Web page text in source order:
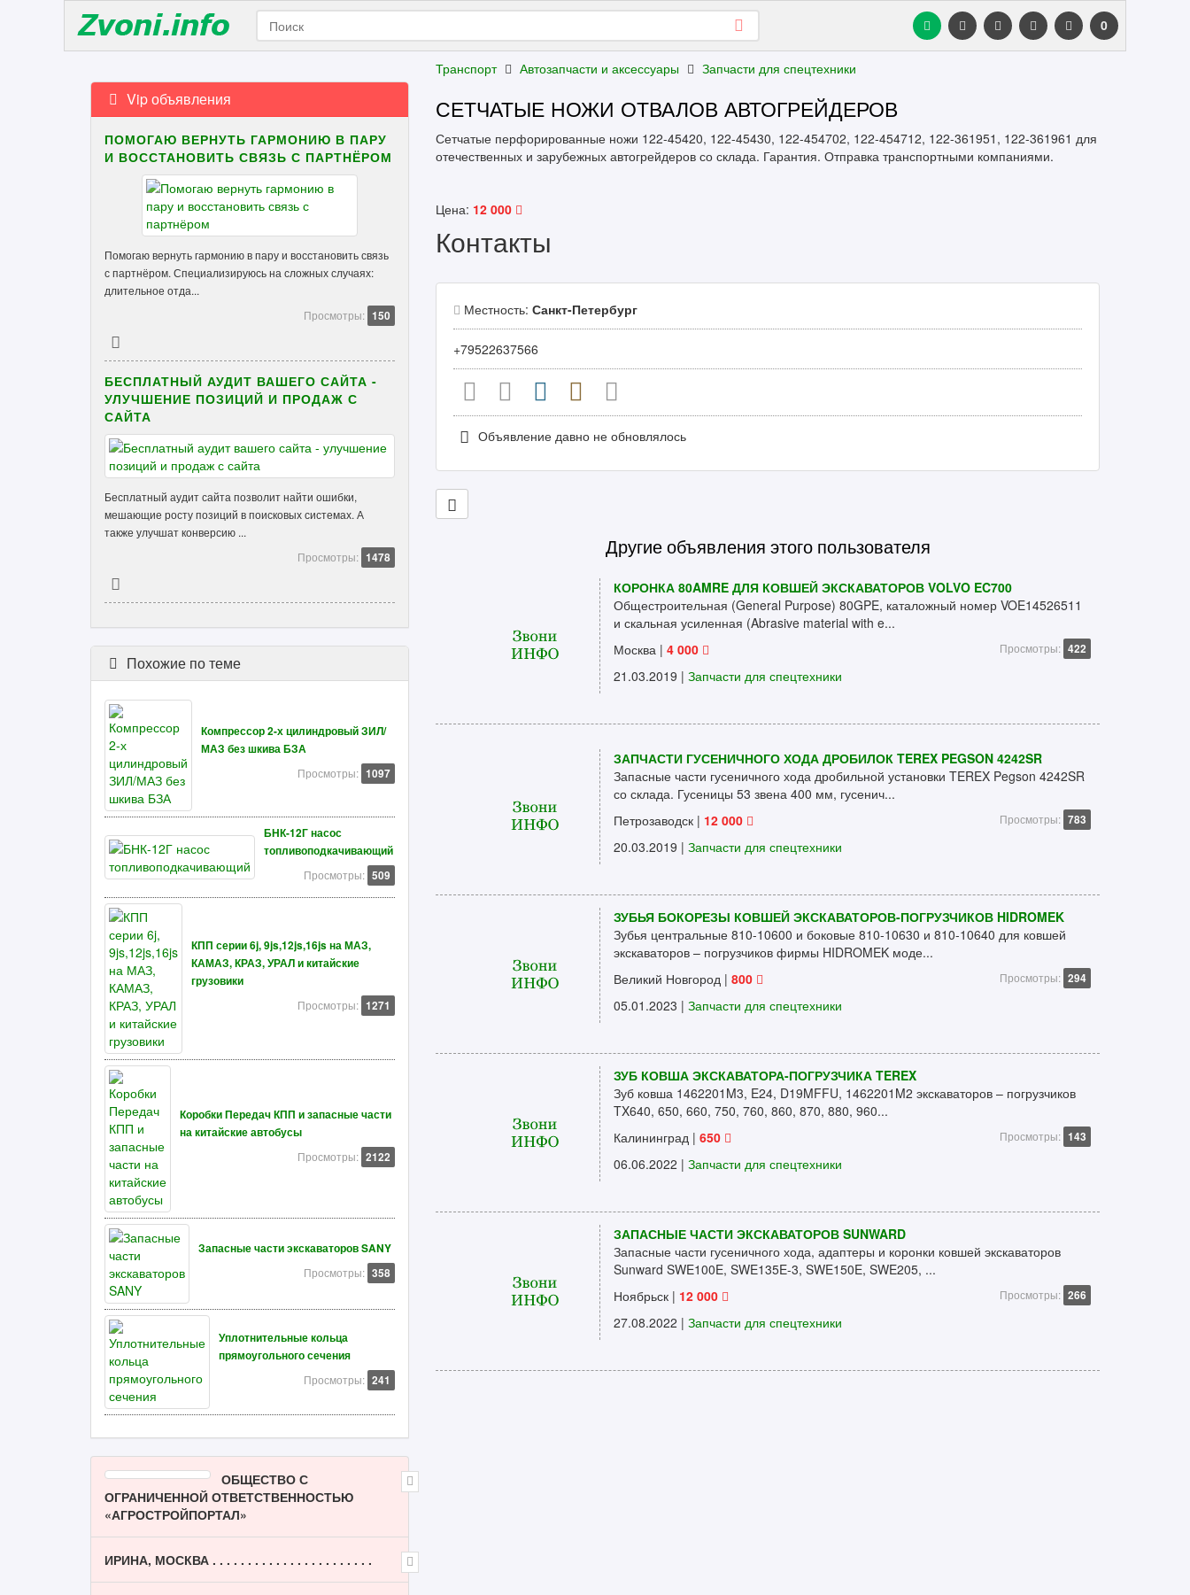
0
Транспорт Автозапчасти и аксессуары Запчасти для спецтехники
СЕТЧАТЫЕ НОЖИ ОТВАЛОВ АВТОГРЕЙДЕРОВ
Сетчатые перфорированные ножи 122-45420, 122-45430, 122-454702, 122-454712, 122-361951, 122-361961 для
отечественных и зарубежных автогрейдеров со склада. Гарантия. Отправка транспортными компаниями.
Цена: 12 000
Контакты
Местность: Санкт-Петербург
+79522637566
Объявление давно не обновлялось
Другие объявления этого пользователя
КОРОНКА 80AMRE ДЛЯ КОВШЕЙ ЭКСКАВАТОРОВ VOLVO EC700
Общестроительная (General Purpose) 80GPE, каталожный номер VOE14526511
и скальная усиленная (Abrasive material with e...
Москва | 4 000 Просмотры: 422
21.03.2019 | Запчасти для спецтехники
ЗАПЧАСТИ ГУСЕНИЧНОГО ХОДА ДРОБИЛОК TEREX PEGSON 4242SR
Запасные части гусеничного хода дробильной установки TEREX Pegson 4242SR
со склада. Гусеницы 53 звена 400 мм, гусенич...
Петрозаводск | 12 000 Просмотры: 783
20.03.2019 | Запчасти для спецтехники
ЗУБЬЯ БОКОРЕЗЫ КОВШЕЙ ЭКСКАВАТОРОВ-ПОГРУЗЧИКОВ HIDROMEK
Зубья центральные 810-10600 и боковые 810-10630 и 810-10640 для ковшей
экскаваторов – погрузчиков фирмы HIDROMEK моде...
Великий Новгород | 800 Просмотры: 294
05.01.2023 | Запчасти для спецтехники
ЗУБ КОВША ЭКСКАВАТОРА-ПОГРУЗЧИКА TEREX
Зуб ковша 1462201M3, E24, D19MFFU, 1462201M2 экскаваторов – погрузчиков
TX640, 650, 660, 750, 760, 860, 870, 880, 960...
Калининград | 650 Просмотры: 143
06.06.2022 | Запчасти для спецтехники
ЗАПАСНЫЕ ЧАСТИ ЭКСКАВАТОРОВ SUNWARD
Запасные части гусеничного хода, адаптеры и коронки ковшей экскаваторов
Sunward SWE100E, SWE135E-3, SWE150E, SWE205, ...
Ноябрьск | 12 000 Просмотры: 266
27.08.2022 | Запчасти для спецтехники
Vip объявления
ПОМОГАЮ ВЕРНУТЬ ГАРМОНИЮ В ПАРУ
И ВОССТАНОВИТЬ СВЯЗЬ С ПАРТНЁРОМ
Помогаю вернуть гармонию в пару и восстановить связь
с партнёром. Специализируюсь на сложных случаях:
длительное отда...
Просмотры: 150
БЕСПЛАТНЫЙ АУДИТ ВАШЕГО САЙТА -
УЛУЧШЕНИЕ ПОЗИЦИЙ И ПРОДАЖ С
САЙТА
Бесплатный аудит сайта позволит найти ошибки,
мешающие росту позиций в поисковых системах. А
также улучшат конверсию ...
Просмотры: 1478
Похожие по теме
Компрессор 2-х цилиндровый ЗИЛ/
МАЗ без шкива БЗА
Просмотры: 1097
БНК-12Г насос
топливоподкачивающий
Просмотры: 509
КПП серии 6j, 9js,12js,16js на МАЗ,
КАМАЗ, КРАЗ, УРАЛ и китайские
грузовики
Просмотры: 1271
Коробки Передач КПП и запасные части
на китайские автобусы
Просмотры: 2122
Запасные части экскаваторов SANY
Просмотры: 358
Уплотнительные кольца
прямоугольного сечения
Просмотры: 241
ОБЩЕСТВО С
ОГРАНИЧЕННОЙ ОТВЕТСТВЕННОСТЬЮ
«АГРОСТРОЙПОРТАЛ»
ИРИНА, МОСКВА . . . . . . . . . . . . . . . . . . . . . . .